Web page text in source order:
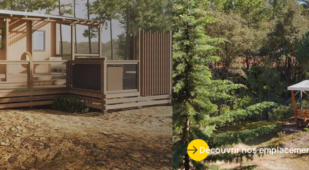
Découvrir nos